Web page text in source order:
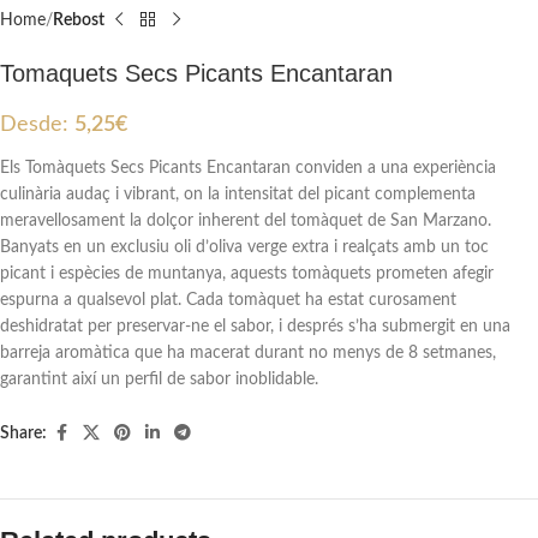
Home Rebost
Tomaquets Secs Picants Encantaran
Desde: 5,25€
Els Tomàquets Secs Picants Encantaran conviden a una experiència
culinària audaç i vibrant, on la intensitat del picant complementa
meravellosament la dolçor inherent del tomàquet de San Marzano.
Banyats en un exclusiu oli d’oliva verge extra i realçats amb un toc
picant i espècies de muntanya, aquests tomàquets prometen afegir
espurna a qualsevol plat. Cada tomàquet ha estat curosament
deshidratat per preservar-ne el sabor, i després s’ha submergit en una
barreja aromàtica que ha macerat durant no menys de 8 setmanes,
garantint així un perfil de sabor inoblidable.
Share: